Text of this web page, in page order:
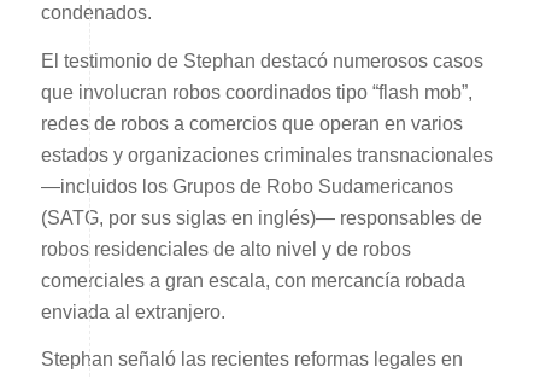
condenados.
El testimonio de Stephan destacó numerosos casos
que involucran robos coordinados tipo “flash mob”,
redes de robos a comercios que operan en varios
estados y organizaciones criminales transnacionales
—incluidos los Grupos de Robo Sudamericanos
(SATG, por sus siglas en inglés)— responsables de
robos residenciales de alto nivel y de robos
comerciales a gran escala, con mercancía robada
enviada al extranjero.
Stephan señaló las recientes reformas legales en